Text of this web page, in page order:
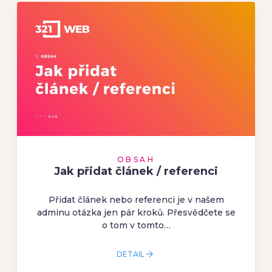
OBSAH
Jak přidat článek / referenci
Přidat článek nebo referenci je v našem
adminu otázka jen pár kroků. Přesvědčete se
o tom v tomto…
DETAIL